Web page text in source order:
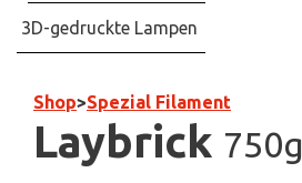
3D-gedruckte Lampen
Shop>Spezial Filament
Laybrick 750g